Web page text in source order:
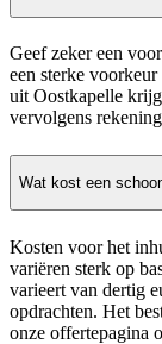
Geef zeker een
een sterke
uit Oostkapelle
vervolgens
Wat kost een
Kosten voor het
variëren sterk op
varieert van dertig
opdrachten. Het
onze offertepagina